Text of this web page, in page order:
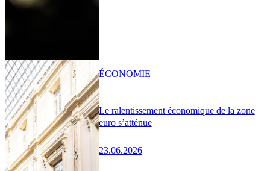
Le ralentissement économique de la zone
euro s’atténue
23.06.2026
ÉCONOMIE